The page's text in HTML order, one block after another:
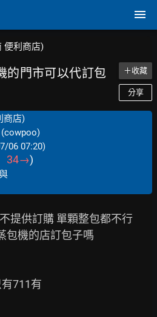
便利商店)
的門市可以代訂包
＋收藏
分享
商店)
(cowpoo)
06 07:20)
34→)
提供訂購 單顆整包都不行
包機的店訂包子嗎
711有